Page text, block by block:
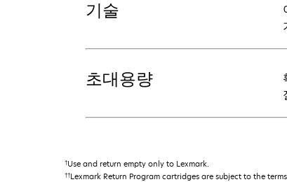
기술
초대용량
†Use and return empty only to Lexmark.
††Lexmark Return Program cartridges are subject to the